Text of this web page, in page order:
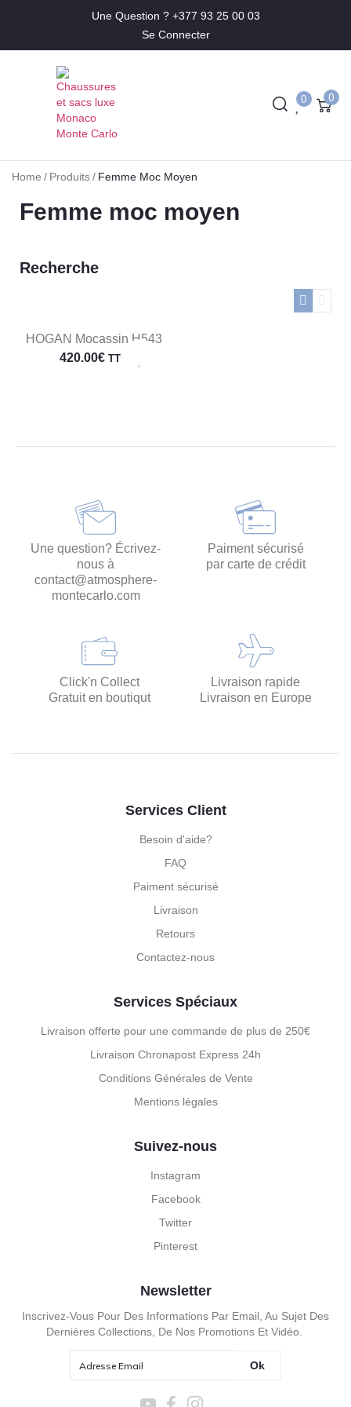
Une Question ? +377 93 25 00 03
Se Connecter
0 0
Home / Produits/ Femme Moc Moyen
Femme moc moyen
Recherche
HOGAN Mocassin H543
420.00€ TTC
Une question? Écrivez-
nous à
contact@atmosphere-
montecarlo.com
Paiment sécurisé
par carte de crédit
Click'n Collect
Gratuit en boutiqut
Livraison rapide
Livraison en Europe
Services Client
Besoin d'aide?
FAQ
Paiment sécurisé
Livraison
Retours
Contactez-nous
Services Spéciaux
Livraison offerte pour une commande de plus de 250€
Livraison Chronapost Express 24h
Conditions Générales de Vente
Mentions légales
Suivez-nous
Instagram
Facebook
Twitter
Pinterest
Newsletter
Inscrivez-Vous Pour Des Informations Par Email, Au Sujet Des
Dernières Collections, De Nos Promotions Et Vidéo.
Ok